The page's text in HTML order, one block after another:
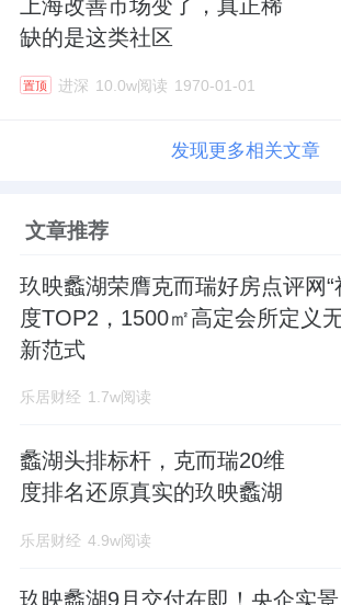
上海改善市场变了，真正稀
缺的是这类社区
置顶 进深 10.0w阅读 1970-01-01
发现更多相关文章
文章推荐
玖映蠡湖荣膺克而瑞好房点评网“
度TOP2，1500㎡高定会所定义
新范式
乐居财经 1.7w阅读
蠡湖头排标杆，克而瑞20维
度排名还原真实的玖映蠡湖
乐居财经 4.9w阅读
玖映蠡湖9月交付在即！央企实